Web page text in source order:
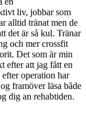
liv, jobbar som
alltid tränat men de
det är så kul. Tränar
och mer crossfit
Det som är min
efter att jag fått en
operation har
framöver läsa både
dig an rehabtiden.